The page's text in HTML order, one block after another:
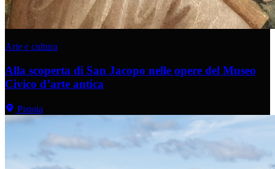
Arte e cultura
Alla scoperta di San Jacopo nelle opere del Museo
Civico d’arte antica
Pistoia